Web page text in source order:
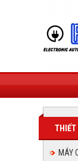
THIẾT
MÁY